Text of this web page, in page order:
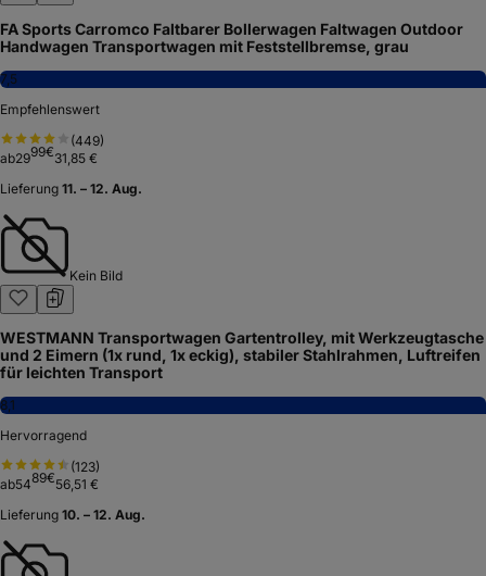
FA Sports Carromco Faltbarer Bollerwagen Faltwagen Outdoor
Handwagen Transportwagen mit Feststellbremse, grau
7,5
Empfehlenswert
(449)
ab2999€31,85 €
Lieferung 11. – 12. Aug.
Kein Bild
WESTMANN Transportwagen Gartentrolley, mit Werkzeugtasche
und 2 Eimern (1x rund, 1x eckig), stabiler Stahlrahmen, Luftreifen
für leichten Transport
8,1
Hervorragend
(123)
ab5489€56,51 €
Lieferung 10. – 12. Aug.